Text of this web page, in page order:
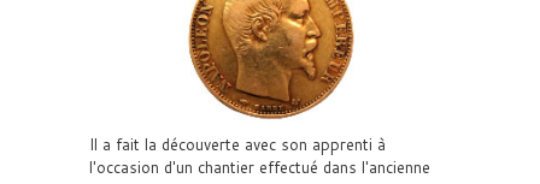
Il a fait la découverte avec son apprenti à
l'occasion d'un chantier effectué dans l'ancienne